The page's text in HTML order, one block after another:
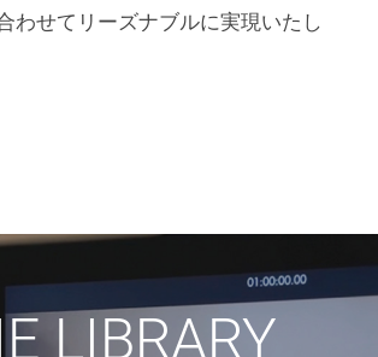
わせてリーズナブルに実現いたし
LIBRARY